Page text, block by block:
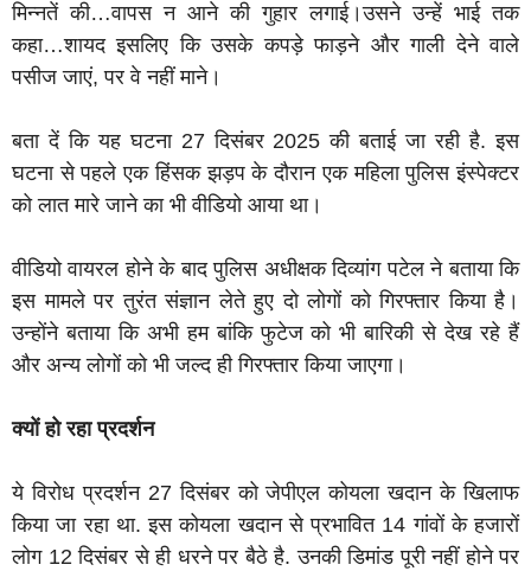
मिन्नतें की…वापस न आने की गुहार लगाई।उसने उन्हें भाई तक
कहा…शायद इसलिए कि उसके कपड़े फाड़ने और गाली देने वाले
पसीज जाएं, पर वे नहीं माने।
बता दें कि यह घटना 27 दिसंबर 2025 की बताई जा रही है. इस
घटना से पहले एक हिंसक झड़प के दौरान एक महिला पुलिस इंस्पेक्टर
को लात मारे जाने का भी वीडियो आया था।
वीडियो वायरल होने के बाद पुलिस अधीक्षक दिव्यांग पटेल ने बताया कि
इस मामले पर तुरंत संज्ञान लेते हुए दो लोगों को गिरफ्तार किया है।
उन्होंने बताया कि अभी हम बांकि फुटेज को भी बारिकी से देख रहे हैं
और अन्य लोगों को भी जल्द ही गिरफ्तार किया जाएगा।
क्यों हो रहा प्रदर्शन
ये विरोध प्रदर्शन 27 दिसंबर को जेपीएल कोयला खदान के खिलाफ
किया जा रहा था. इस कोयला खदान से प्रभावित 14 गांवों के हजारों
लोग 12 दिसंबर से ही धरने पर बैठे है. उनकी डिमांड पूरी नहीं होने पर